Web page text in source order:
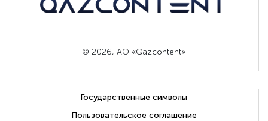
© 2026, АО «Qazcontent»
Государственные символы
Пользовательское соглашение